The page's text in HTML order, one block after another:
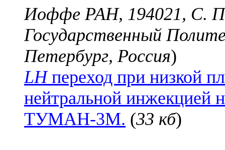
Иоффе РАН, 194021, С.
Государственный
Петербург, Россия)
LНпереход при низкой
нейтральной инжекцией
ТУМАН-3М. (33 кб)